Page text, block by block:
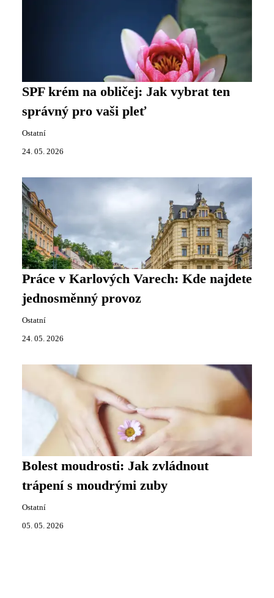
SPF krém na obličej: Jak vybrat ten
správný pro vaši pleť
Ostatní
24. 05. 2026
Práce v Karlových Varech: Kde najdete
jednosměnný provoz
Ostatní
24. 05. 2026
Bolest moudrosti: Jak zvládnout
trápení s moudrými zuby
Ostatní
05. 05. 2026